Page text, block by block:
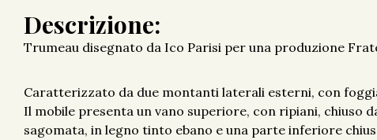
Descrizione:
Trumeau disegnato da Ico Parisi per una produzione
Caratterizzato da due montanti laterali esterni, con
Il mobile presenta un vano superiore, con ripiani, chiuso
sagomata, in legno tinto ebano e una parte inferiore